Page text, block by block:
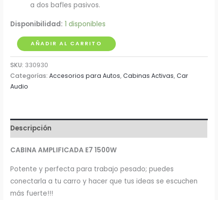
a dos bafles pasivos.
Disponibilidad: 1 disponibles
Cabina
Activa
15"
800W
12V
Compatible
para
Carro
cantidad
AÑADIR AL CARRITO
SKU: 330930
Categorías:Accesorios para Autos,Cabinas Activas,Car
Audio
Descripción
CABINA AMPLIFICADA E7 1500W
Potente y perfecta para trabajo pesado; puedes
conectarla a tu carro y hacer que tus ideas se escuchen
más fuerte!!!